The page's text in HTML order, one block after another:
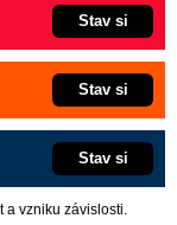
Stav si
Stav si
Stav si
vzniku závislosti.